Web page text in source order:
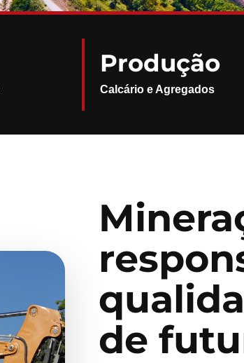
Produção
Calcário e Agregados
de